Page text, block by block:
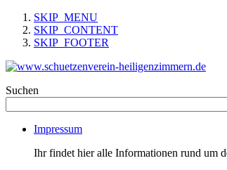
SKIP_MENU
SKIP_CONTENT
SKIP_FOOTER
Suchen
Impressum
Ihr findet hier alle Informationen rund um